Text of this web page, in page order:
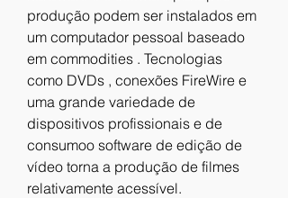
produção podem ser instalados em
um computador pessoal baseado
em commodities . Tecnologias
como DVDs , conexões FireWire e
uma grande variedade de
dispositivos profissionais e de
consumoo software de edição de
vídeo torna a produção de filmes
relativamente acessível.